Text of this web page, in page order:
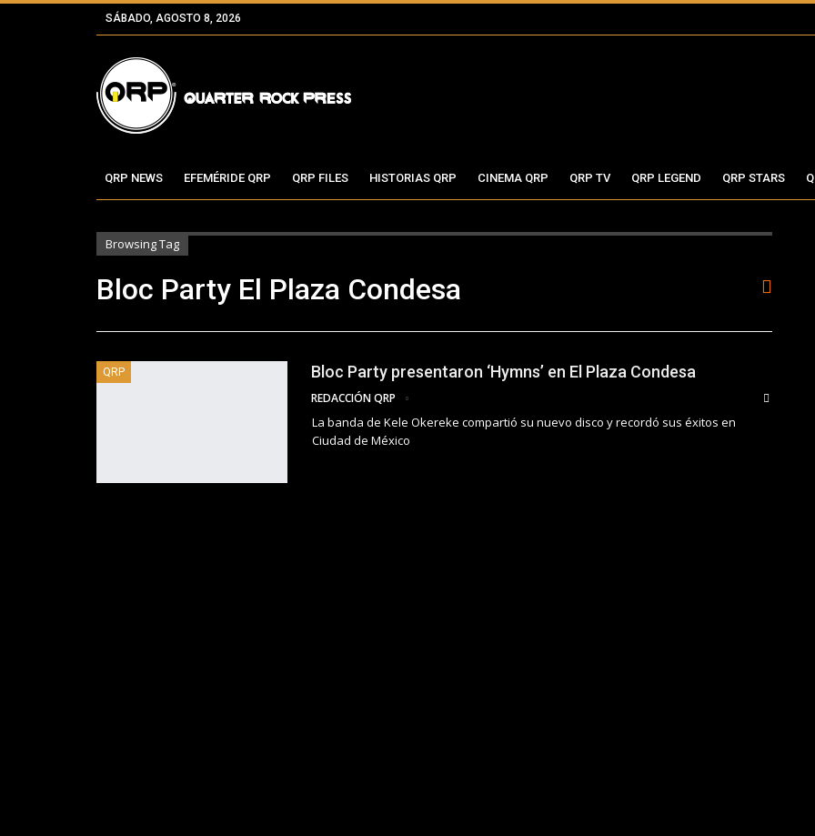
SÁBADO, AGOSTO 8, 2026
QRP NEWS EFEMÉRIDE QRP QRP FILES HISTORIAS QRP CINEMA QRP QRP TV QRP LEGEND QRP STARS
Browsing Tag
Bloc Party El Plaza Condesa
QRP Bloc Party presentaron ‘Hymns’ en El Plaza Condesa
REDACCIÓN QRP
La banda de Kele Okereke compartió su nuevo disco y recordó sus éxitos en
Ciudad de México